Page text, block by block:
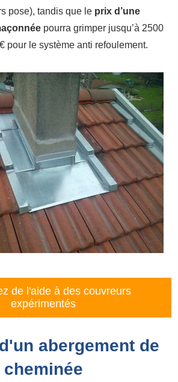
pose), tandis que le prix d’une
pourra grimper jusqu’à 2500
pour le système anti refoulement.
de l'aide à des couvreurs
expérimentés
abergement de
cheminée